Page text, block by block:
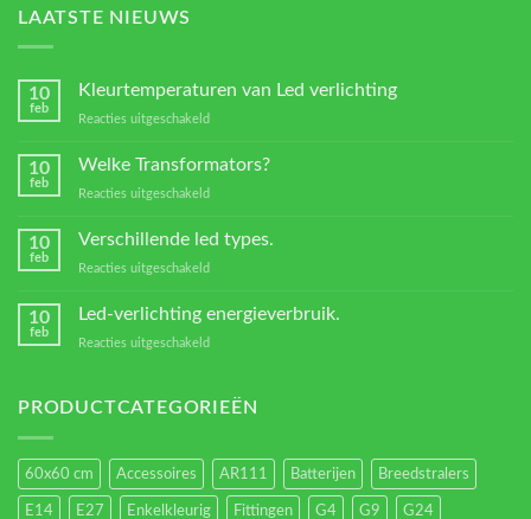
LAATSTE NIEUWS
10
feb
Kleurtemperaturen van Led verlichting
Reacties uitgeschakeld
van
verlichting
10
feb
Welke Transformators?
Reacties uitgeschakeld
Transformators?
10
feb
Verschillende led types.
Reacties uitgeschakeld
led
10
feb
Led-verlichting energieverbruik.
Reacties uitgeschakeld
energieverbruik.
PRODUCTCATEGORIEËN
60x60 cm Accessoires AR111 Batterijen Breedstralers
E14 E27 Enkelkleurig Fittingen G4 G9 G24